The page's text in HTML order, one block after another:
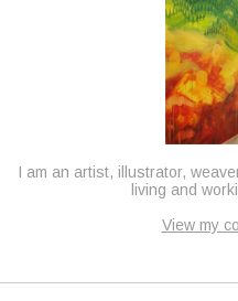
I am an artist, illustrator,
living and
View my